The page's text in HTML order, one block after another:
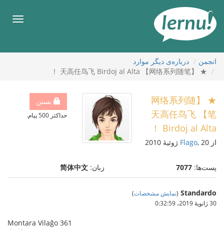
محتوا
انجمن
درباره‌ی دیگر موارد
★ 【网络系列随笔】 天高任鸟飞 Birdoj al Alta ！
بستن
حداکثر 500 پیام.
★ 【网络系列随
笔】 天高任鸟飞
Birdoj al Alta ！
از Flago, 20 ژوئیهٔ 2010
پست‌ها: 7077 زبان: 简体中文
Standardo
(نمایش مشخصات)
30 ژانویهٔ 2019،‏ 0:32:59
Montara Vilaĝo 361